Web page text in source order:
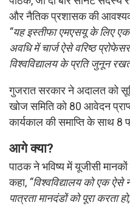
और नैतिक प्रशासक की
“यह इस्तीफा एमएसयू के लिए
अवधि में चार्ज ऐसे वरिष्ठ
विश्वविद्यालय के प्रति जुनून
गुजरात सरकार ने अदालत को
खोज समिति को 80 आवेदन
कार्यकाल की समाप्ति के साथ 8
आगे क्या?
पाठक ने भविष्य में यूजीसी
कहा, “विश्वविद्यालय को एक
पात्रता मानदंडों को पूरा करता